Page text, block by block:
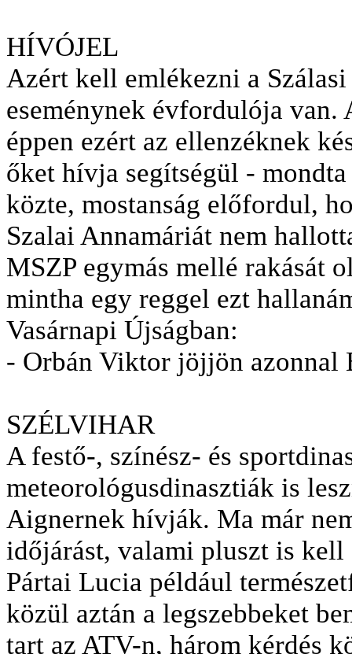
HÍVÓJEL
Azért kell emlékezni a
eseménynek évfordulója
éppen ezért az ellenzéknek
őket hívja segítségül -
közte, mostanság előfordul,
Szalai Annamáriát nem
MSZP egymás mellé rakását
mintha egy reggel ezt
Vasárnapi Újságban:
- Orbán Viktor jöjjön azonnal
SZÉLVIHAR
A festő-, színész- és
meteorológusdinasztiák is
Aignernek hívják. Ma már
időjárást, valami pluszt is kell
Pártai Lucia például
közül aztán a legszebbeket
tart az ATV-n, három kérdés